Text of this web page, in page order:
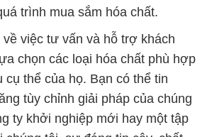
trình mua sắm hóa chất.
việc tư vấn và hỗ trợ khách
chọn các loại hóa chất phù hợp
cụ thể của họ. Bạn có thể tin
tùy chỉnh giải pháp của chúng
ty khởi nghiệp mới hay một tập